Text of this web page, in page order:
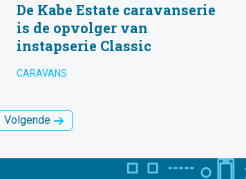
De Kabe Estate caravanserie
is de opvolger van
instapserie Classic
CARAVANS
Volgende